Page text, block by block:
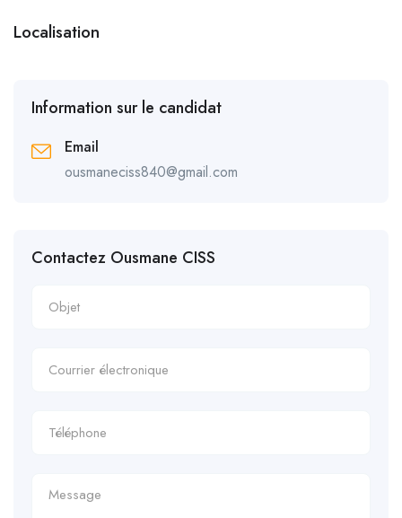
Localisation
Information sur le candidat
Email
ousmaneciss840@gmail.com
Contactez Ousmane CISS